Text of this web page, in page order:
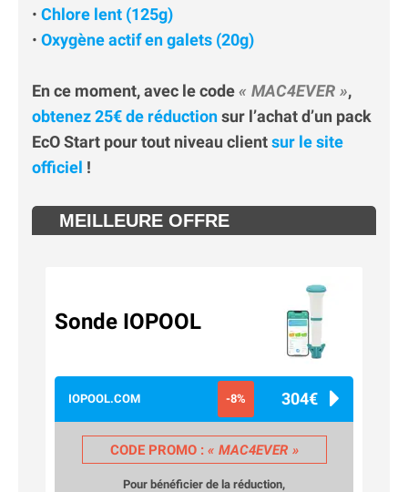
• Chlore lent (125g)
• Oxygène actif en galets (20g)
En ce moment, avec le code MAC4EVER
,
obtenez 25€ de réductionsur l’achat d’un pack
EcO Start pour tout niveau clientsur le site
officiel !
MEILLEURE OFFRE
Sonde IOPOOL
IOPOOL.COM -8% 304€
CODE PROMO : MAC4EVER
Pour bénéficier de la réduction,